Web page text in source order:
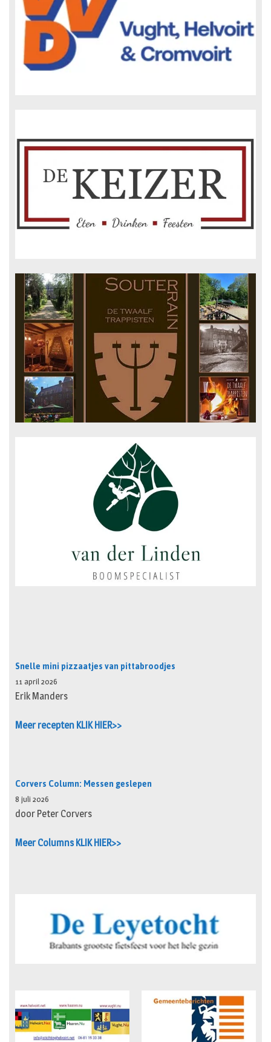
Snelle mini pizzaatjes van pittabroodjes
11 april 2026
Erik Manders
Meer recepten KLIK HIER>>
Corvers Column: Messen geslepen
8 juli 2026
door Peter Corvers
Meer Columns KLIK HIER>>